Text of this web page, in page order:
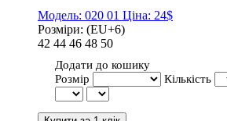
Модель: 020 01 Ціна: 24$
Розміри: (EU+6)
42 44 46 48 50
Додати до кошику
Розмір
Кількість